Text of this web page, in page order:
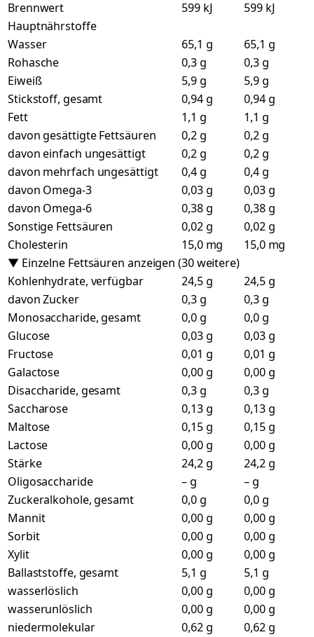
Brennwert 599 kJ
599 kJ
Hauptnährstoffe
Wasser
65,1 g
65,1 g
Rohasche
0,3 g
0,3 g
Eiweiß
5,9 g
5,9 g
Stickstoff, gesamt
0,94 g
0,94 g
Fett
1,1 g
1,1 g
davon gesättigte Fettsäuren
0,2 g
0,2 g
davon einfach ungesättigt
0,2 g
0,2 g
davon mehrfach ungesättigt
0,4 g
0,4 g
davon Omega-3
0,03 g
0,03 g
davon Omega-6
0,38 g
0,38 g
Sonstige Fettsäuren
0,02 g
0,02 g
Cholesterin
15,0 mg
15,0 mg
▼ Einzelne Fettsäuren anzeigen (30 weitere)
Kohlenhydrate, verfügbar
24,5 g
24,5 g
davon Zucker
0,3 g
0,3 g
Monosaccharide, gesamt
0,0 g
0,0 g
Glucose
0,03 g
0,03 g
Fructose
0,01 g
0,01 g
Galactose
0,00 g
0,00 g
Disaccharide, gesamt
0,3 g
0,3 g
Saccharose
0,13 g
0,13 g
Maltose
0,15 g
0,15 g
Lactose
0,00 g
0,00 g
Stärke
24,2 g
24,2 g
Oligosaccharide
– g
– g
Zuckeralkohole, gesamt
0,0 g
0,0 g
Mannit
0,00 g
0,00 g
Sorbit
0,00 g
0,00 g
Xylit
0,00 g
0,00 g
Ballaststoffe, gesamt
5,1 g
5,1 g
wasserlöslich
0,00 g
0,00 g
wasserunlöslich
0,00 g
0,00 g
niedermolekular
0,62 g
0,62 g